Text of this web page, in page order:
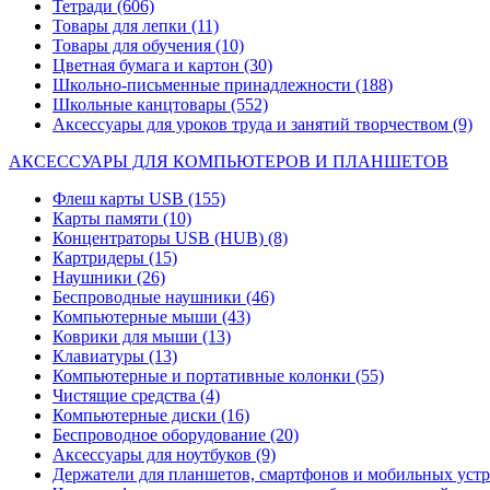
Тетради (606)
Товары для лепки (11)
Товары для обучения (10)
Цветная бумага и картон (30)
Школьно-письменные принадлежности (188)
Школьные канцтовары (552)
Аксессуары для уроков труда и занятий творчеством (9)
АКСЕССУАРЫ ДЛЯ КОМПЬЮТЕРОВ И ПЛАНШЕТОВ
Флеш карты USB (155)
Карты памяти (10)
Концентраторы USB (HUB) (8)
Картридеры (15)
Наушники (26)
Беспроводные наушники (46)
Компьютерные мыши (43)
Коврики для мыши (13)
Клавиатуры (13)
Компьютерные и портативные колонки (55)
Чистящие средства (4)
Компьютерные диски (16)
Беспроводное оборудование (20)
Аксессуары для ноутбуков (9)
Держатели для планшетов, смартфонов и мобильных